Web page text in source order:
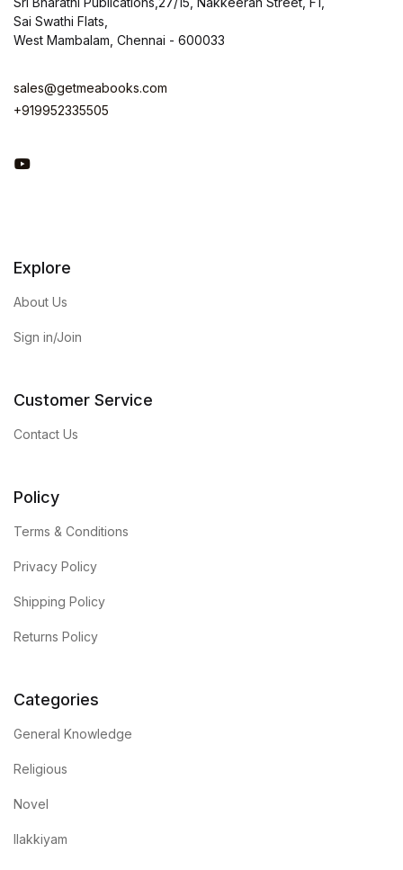
Sai Swathi Flats,
West Mambalam, Chennai - 600033
sales@getmeabooks.com
+919952335505
You Tube
Explore
About Us
Sign in/Join
Customer Service
Contact Us
Policy
Terms & Conditions
Privacy Policy
Shipping Policy
Returns Policy
Categories
General Knowledge
Religious
Novel
Ilakkiyam